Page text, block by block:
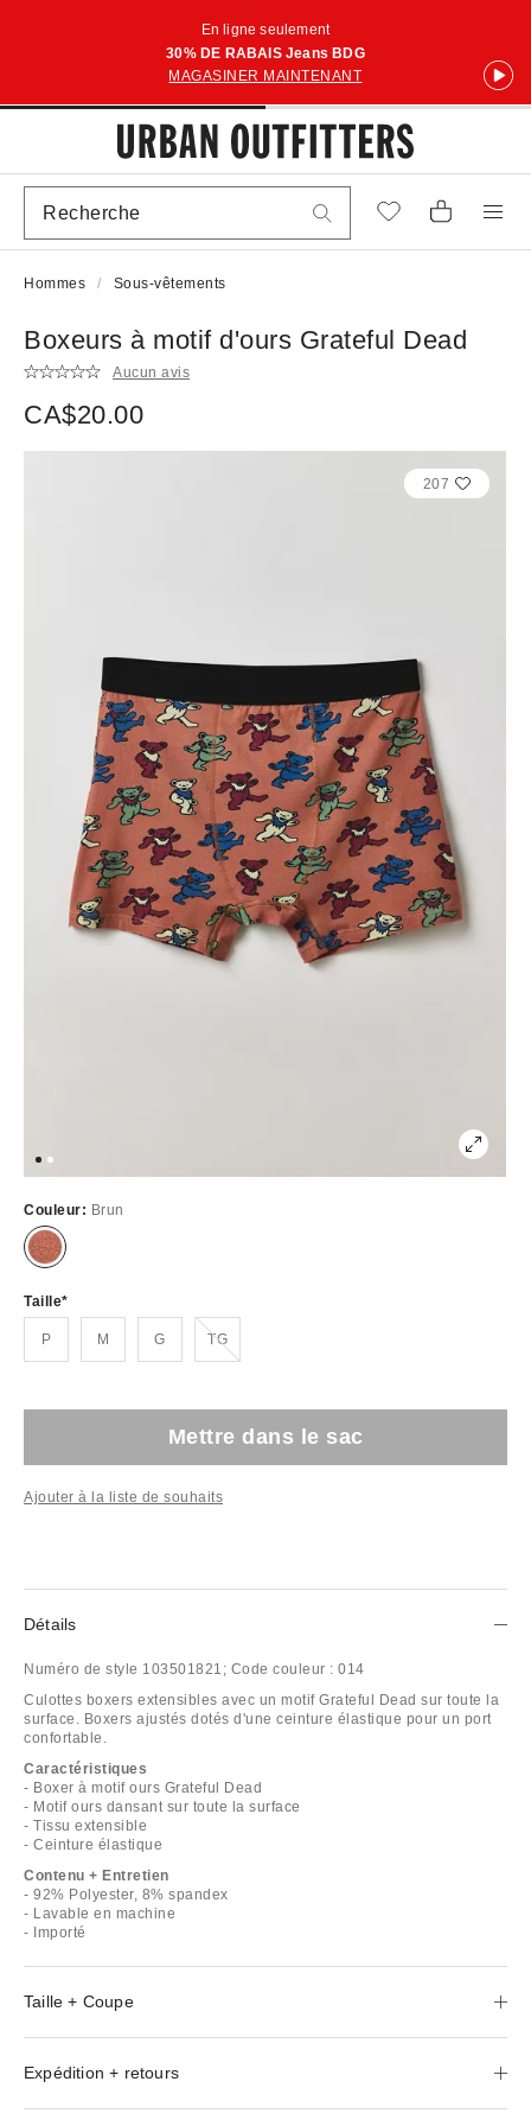
En ligne seulement
30% DE RABAIS Jeans BDG
MAGASINER MAINTENANT
Hommes Sous-vêtements
Boxeurs à motif d'ours Grateful Dead
Aucun avis
CA$20.00
207
Couleur: Brun
Taille
P M G TGÉpuisé
Mettre dans le sac
Ajouter à la liste de souhaits
Détails
Numéro de style 103501821; Code couleur : 014
Culottes boxers extensibles avec un motif Grateful Dead sur toute la
surface. Boxers ajustés dotés d'une ceinture élastique pour un port
confortable.
Caractéristiques
- Boxer à motif ours Grateful Dead
- Motif ours dansant sur toute la surface
- Tissu extensible
- Ceinture élastique
Contenu + Entretien
- 92% Polyester, 8% spandex
- Lavable en machine
- Importé
Taille + Coupe
Expédition + retours